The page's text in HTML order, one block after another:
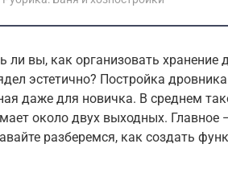
ли вы, как организовать хранение
эстетично? Постройка
даже для новичка. В среднем
около двух выходных.
разберемся, как создать